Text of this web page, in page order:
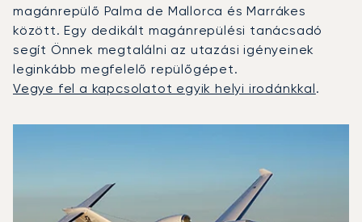
magánrepülő Palma de Mallorca és Marrákes
között. Egy dedikált magánrepülési tanácsadó
segít Önnek megtalálni az utazási igényeinek
leginkább megfelelő repülőgépet.
Vegye fel a kapcsolatot egyik helyi irodánkkal.